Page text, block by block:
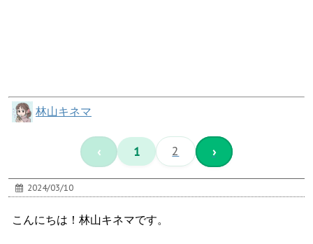
林山キネマ
‹ 1 2 ›
2024/03/10
こんにちは！林山キネマです。